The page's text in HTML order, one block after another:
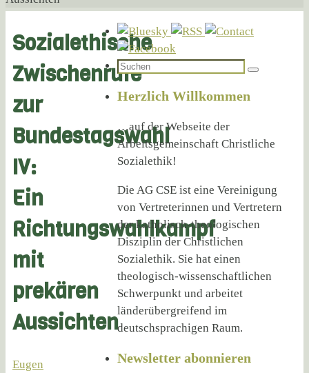
Sozialethische
Zwischenrufe
zur
Bundestagswahl
IV:
Ein
Richtungswahlkampf
mit
prekären
Aussichten
Eugen
Suchen
nach:
Suchen
Herzlich Willkommen
…auf der Webseite der
Arbeitsgemeinschaft Christliche
Sozialethik!
Die AG CSE ist eine Vereinigung
von Vertreterinnen und Vertretern
der katholisch-theologischen
Disziplin der Christlichen
Sozialethik. Sie hat einen
theologisch-wissenschaftlichen
Schwerpunkt und arbeitet
länderübergreifend im
deutschsprachigen Raum.
Newsletter abonnieren